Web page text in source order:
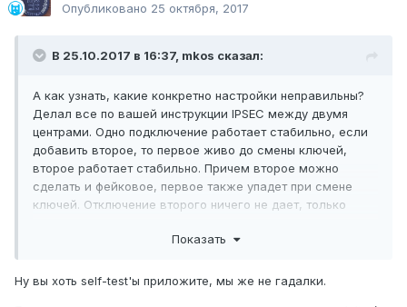
Опубликовано 25 октября, 2017
В 25.10.2017 в 16:37, mkos сказал:
А как узнать, какие конкретно настройки неправильны?
Делал все по вашей инструкции IPSEC между двумя
центрами. Одно подключение работает стабильно, если
добавить второе, то первое живо до смены ключей,
второе работает стабильно. Причем второе можно
сделать и фейковое, первое также упадет при смене
ключей. Отключение второго ничего не дает, только
Показать
Ну вы хоть self-test'ы приложите, мы же не гадалки.